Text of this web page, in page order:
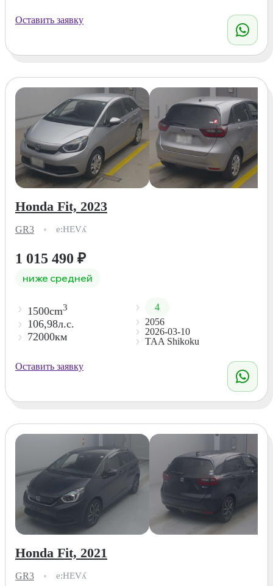
Оставить заявку
Honda Fit, 2023
GR3 e:HEVʎ
1 015 490 ₽
ниже средней
1500cm3
106,98л.с.
72000км
4
2056
2026-03-10
TAA Shikoku
Оставить заявку
Honda Fit, 2021
GR3 e:HEVʎ